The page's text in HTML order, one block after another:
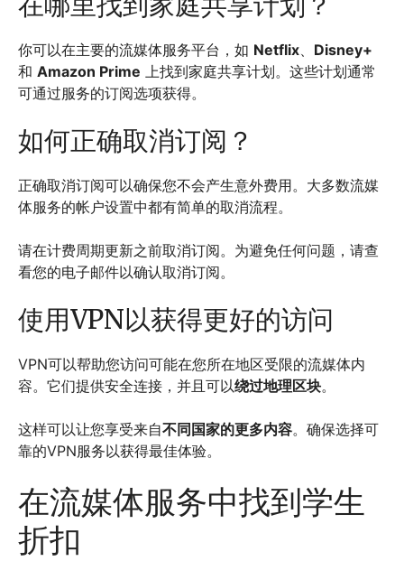
你可以在主要的流媒体服务平台，如 Netflix
Disney+
和 Amazon Prime 上找到家庭共享计划。这些计划通常
可通过服务的订阅选项获得。
如何正确取消订阅？
正确取消订阅可以确保您不会产生意外费用。大多数流媒
体服务的帐户设置中都有简单的取消流程。
请在计费周期更新之前取消订阅。为避免任何问题，请查
看您的电子邮件以确认取消订阅。
使用VPN以获得更好的访问
VPN可以帮助您访问可能在您所在地区受限的流媒体内
容。它们提供安全连接，并且可以绕过地理区块。
这样可以让您享受来自不同国家的更多内容。确保选择可
靠的VPN服务以获得最佳体验。
在流媒体服务中找到学生
折扣